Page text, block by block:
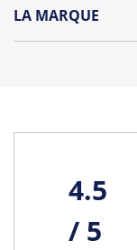
LA MARQUE
Tous
4.5
/ 5